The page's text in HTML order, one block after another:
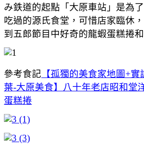
み鉄道的起點「大原車站」是為
吃過的源氏食堂，可惜店家臨休
到五郎節目中好奇的龍蝦蛋糕捲
參考食記 【孤獨的美食家地圖+
葉-大原美食】八十年老店昭和堂
蛋糕捲